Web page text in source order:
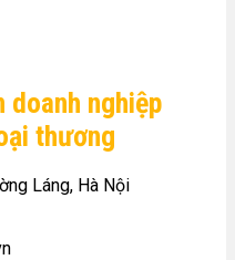
doanh nghiệp
thương
Láng, Hà Nội